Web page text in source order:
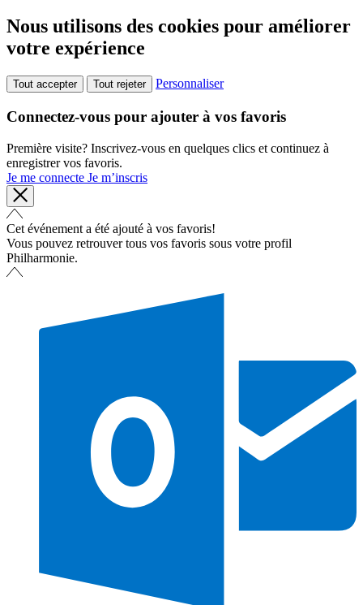
Nous utilisons des cookies pour améliorer
votre expérience
Tout accepter Tout rejeter Personnaliser
Connectez-vous pour ajouter à vos favoris
Première visite? Inscrivez-vous en quelques clics et continuez à
enregistrer vos favoris.
Je me connecte Je m’inscris
Cet événement a été ajouté à vos favoris!
Vous pouvez retrouver tous vos favoris sous votre profil
Philharmonie.